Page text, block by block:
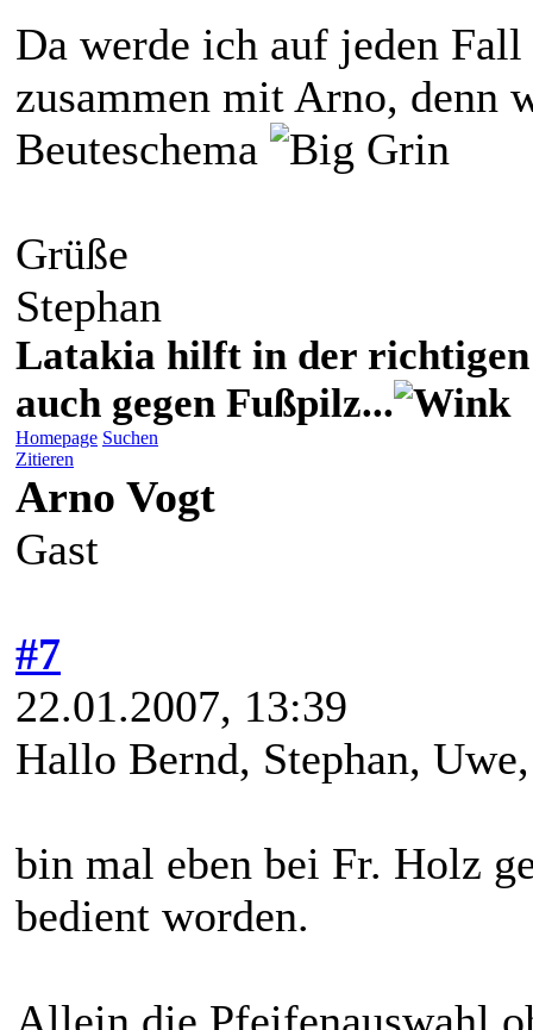
Da werde ich auf jeden
zusammen mit Arno, denn
Beuteschema
Grüße
Stephan
Latakia hilft in der richtigen
auch gegen Fußpilz...
Homepage Suchen
Zitieren
Arno Vogt
Gast
#7
22.01.2007, 13:39
Hallo Bernd, Stephan, Uwe,
bin mal eben bei Fr. Holz
bedient worden.
Allein die Pfeifenauswahl